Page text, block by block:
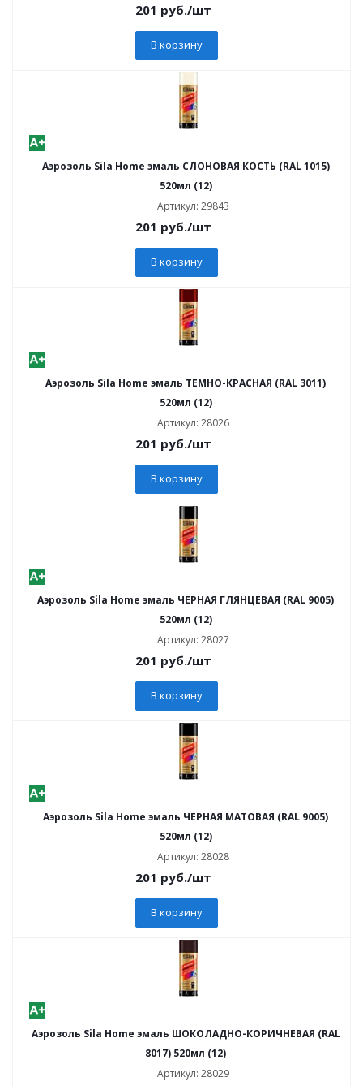
201 руб./шт
В корзину
Аэрозоль Sila Home эмаль СЛОНОВАЯ КОСТЬ (RAL 1015)
520мл (12)
Артикул: 29843
201 руб./шт
В корзину
Аэрозоль Sila Home эмаль ТЕМНО-КРАСНАЯ (RAL 3011)
520мл (12)
Артикул: 28026
201 руб./шт
В корзину
Аэрозоль Sila Home эмаль ЧЕРНАЯ ГЛЯНЦЕВАЯ (RAL 9005)
520мл (12)
Артикул: 28027
201 руб./шт
В корзину
Аэрозоль Sila Home эмаль ЧЕРНАЯ МАТОВАЯ (RAL 9005)
520мл (12)
Артикул: 28028
201 руб./шт
В корзину
Аэрозоль Sila Home эмаль ШОКОЛАДНО-КОРИЧНЕВАЯ (RAL
8017) 520мл (12)
Артикул: 28029